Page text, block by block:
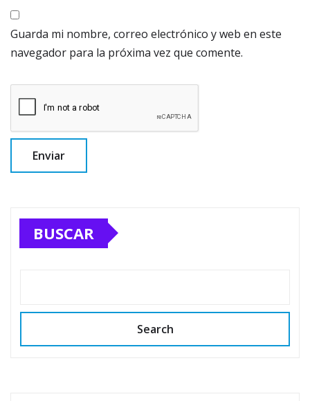
Guarda mi nombre, correo electrónico y web en este
navegador para la próxima vez que comente.
BUSCAR
Search